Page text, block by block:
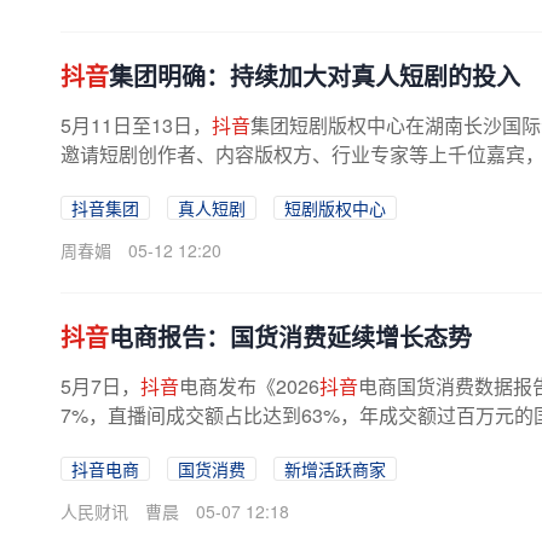
抖音集团明确：持续加大对真人短剧的投入
5月11日至13日， 抖音集团短剧版权中心在湖南长沙国
邀请短剧创作者、内容版权方、行业专家等上千位嘉宾
抖音集团 真人短剧
短剧版权中心
周春媚
05-12 12:20
抖音电商报告：国货消费延续增长态势
5月7日， 抖音电商发布《2026抖音电商国货消费数据
7%，直播间成交额占比达到63%，年成交额过百万元
抖音电商 国货消费
新增活跃商家
人民财讯
曹晨 05-07 12:18